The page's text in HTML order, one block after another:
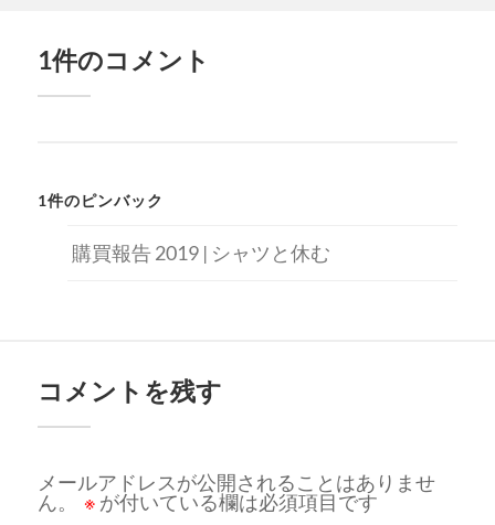
1件のコメント
1件のピンバック
購買報告 2019 | シャツと休む
コメントを残す
メールアドレスが公開されることはありませ
ん。
※ が付いている欄は必須項目です